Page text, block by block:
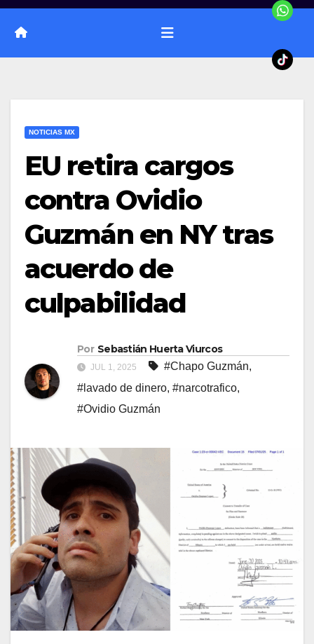
NOTICIAS MX
EU retira cargos
contra Ovidio
Guzmán en NY tras
acuerdo de
culpabilidad
Por Sebastián Huerta Viurcos
JUL 1, 2025 #Chapo Guzmán,
#lavado de dinero, #narcotrafico,
#Ovidio Guzmán